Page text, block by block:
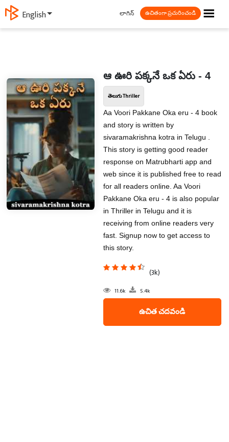
English ☰
లాగిన్ ఉచితంగా ప్రచురించండి
ఆ ఊరి పక్కనే ఒక ఏరు - 4
తెలుగు Thriller
Aa Voori Pakkane Oka eru - 4 book
and story is written by
sivaramakrishna kotra in Telugu .
This story is getting good reader
response on Matrubharti app and
web since it is published free to read
for all readers online. Aa Voori
Pakkane Oka eru - 4 is also popular
in Thriller in Telugu and it is
receiving from online readers very
fast. Signup now to get access to
this story.
(3k)
11.6k 5.4k
ఉచిత చదవండి